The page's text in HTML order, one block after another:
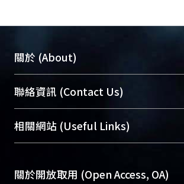
關於 (About)
臺大位居世界頂尖大學之列，為永
展現本校豐碩的研究成果及學術能
機構典藏（NTUR）與學術庫（AH）
台，成為臺大學術典藏NTU
成果。
聯絡資訊 (Contact Us)
總館學科館員(Main Library)
醫學圖書館學科館員(Medical
Sciences Library)
相關網站 (Useful Links)
關於開放取用 (Open Access, OA)